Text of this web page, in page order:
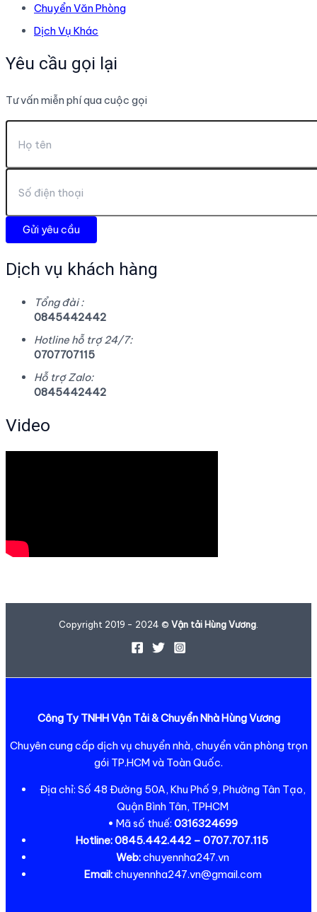
Chuyển Văn Phòng
Dịch Vụ Khác
Yêu cầu gọi lại
Tư vấn miễn phí qua cuộc gọi
Dịch vụ khách hàng
Tổng đài :
0845442442
Hotline hỗ trợ 24/7:
0707707115
Hỗ trợ Zalo:
0845442442
Video
Copyright 2019 - 2024 © Vận tải Hùng Vương.
Công Ty TNHH Vận Tải & Chuyển Nhà Hùng Vương
Chuyên cung cấp dịch vụ chuyển nhà, chuyển văn phòng trọn
gói TP.HCM và Toàn Quốc.
Địa chỉ: Số 48 Đường 50A, Khu Phố 9, Phường Tân Tạo,
Quận Bình Tân, TPHCM
• Mã số thuế: 0316324699
Hotline:0845.442.442 – 0707.707.115
Web:chuyennha247.vn
Email:chuyennha247.vn@gmail.com